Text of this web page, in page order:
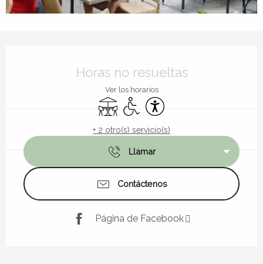
Horas no resueltas
Ver los horarios
TerrazaAcceso para minusválidos
Accesibilidad
+ 2 otro(s) servicio(s)
Llamar
Contáctenos
Página de Facebook